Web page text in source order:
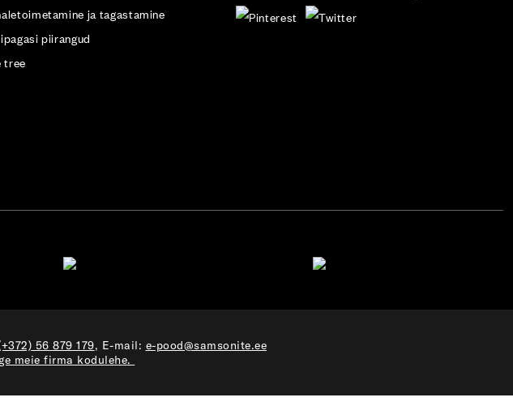
ja tagastamine
piirangud
tree
56 879 179, E-mail: e-pood@samsonite.ee
meie firma kodulehe.